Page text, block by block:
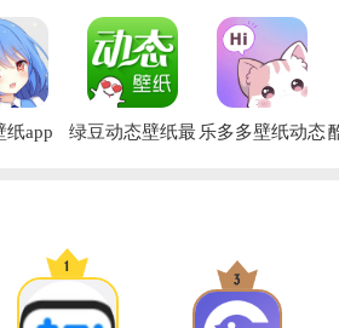
纸app
绿豆动态壁纸最 乐多多壁纸动态